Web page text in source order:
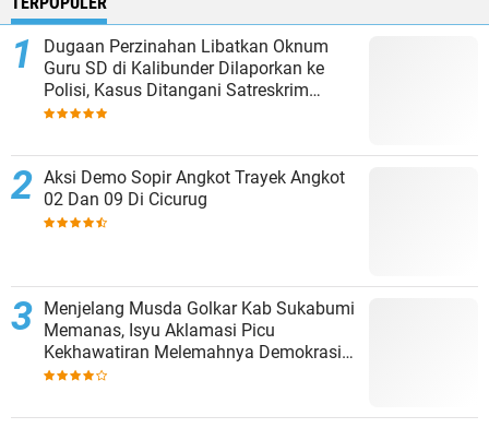
Dugaan Perzinahan Libatkan Oknum
Guru SD di Kalibunder Dilaporkan ke
Polisi, Kasus Ditangani Satreskrim
Polres Sukabumi
Aksi Demo Sopir Angkot Trayek Angkot
02 Dan 09 Di Cicurug
Menjelang Musda Golkar Kab Sukabumi
Memanas, Isyu Aklamasi Picu
Kekhawatiran Melemahnya Demokrasi
Internal